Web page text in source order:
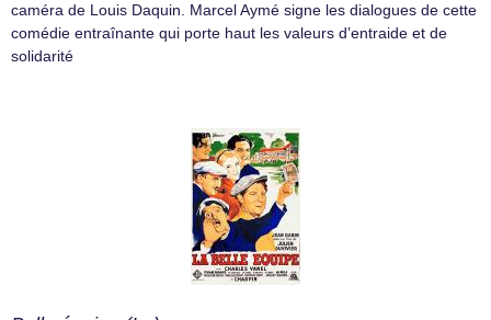
caméra de Louis Daquin. Marcel Aymé signe les dialogues de cette
comédie entraînante qui porte haut les valeurs d’entraide et de
solidarité